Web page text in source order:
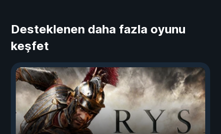
Desteklenen daha fazla oyunu
keşfet